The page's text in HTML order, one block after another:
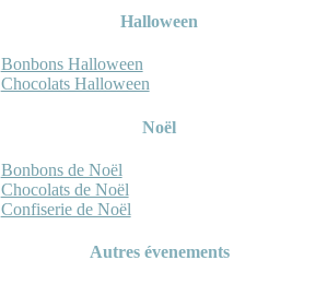
Halloween
Bonbons Halloween
Chocolats Halloween
Noël
Bonbons de Noël
Chocolats de Noël
Confiserie de Noël
Autres évenements